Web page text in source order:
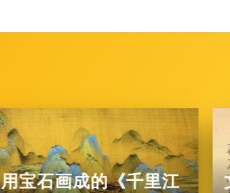
宝石画成的《千里江